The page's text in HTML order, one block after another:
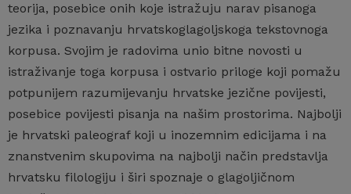
teorija, posebice onih koje istražuju narav pisanoga
jezika i poznavanju hrvatskoglagoljskoga tekstovnoga
korpusa. Svojim je radovima unio bitne novosti u
istraživanje toga korpusa i ostvario priloge koji pomažu
potpunijem razumijevanju hrvatske jezične povijesti,
posebice povijesti pisanja na našim prostorima. Najbolji
je hrvatski paleograf koji u inozemnim edicijama i na
znanstvenim skupovima na najbolji način predstavlja
hrvatsku filologiju i širi spoznaje o glagoljičnom